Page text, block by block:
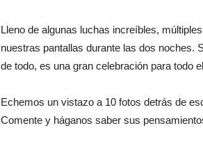
Lleno de algunas luchas increíbles,
nuestras pantallas durante las dos noches.
de todo, es una gran celebración para todo
Echemos un vistazo a 10 fotos detrás de
Comente y háganos saber sus